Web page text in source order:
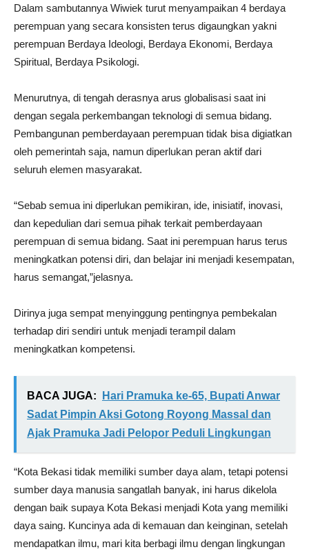
Dalam sambutannya Wiwiek turut menyampaikan 4 berdaya
perempuan yang secara konsisten terus digaungkan yakni
perempuan Berdaya Ideologi, Berdaya Ekonomi, Berdaya
Spiritual, Berdaya Psikologi.
Menurutnya, di tengah derasnya arus globalisasi saat ini
dengan segala perkembangan teknologi di semua bidang.
Pembangunan pemberdayaan perempuan tidak bisa digiatkan
oleh pemerintah saja, namun diperlukan peran aktif dari
seluruh elemen masyarakat.
“Sebab semua ini diperlukan pemikiran, ide, inisiatif, inovasi,
dan kepedulian dari semua pihak terkait pemberdayaan
perempuan di semua bidang. Saat ini perempuan harus terus
meningkatkan potensi diri, dan belajar ini menjadi kesempatan,
harus semangat,”jelasnya.
Dirinya juga sempat menyinggung pentingnya pembekalan
terhadap diri sendiri untuk menjadi terampil dalam
meningkatkan kompetensi.
BACA JUGA:
Hari Pramuka ke-65, Bupati Anwar
Sadat Pimpin Aksi Gotong Royong Massal dan
Ajak Pramuka Jadi Pelopor Peduli Lingkungan
“Kota Bekasi tidak memiliki sumber daya alam, tetapi potensi
sumber daya manusia sangatlah banyak, ini harus dikelola
dengan baik supaya Kota Bekasi menjadi Kota yang memiliki
daya saing. Kuncinya ada di kemauan dan keinginan, setelah
mendapatkan ilmu, mari kita berbagi ilmu dengan lingkungan